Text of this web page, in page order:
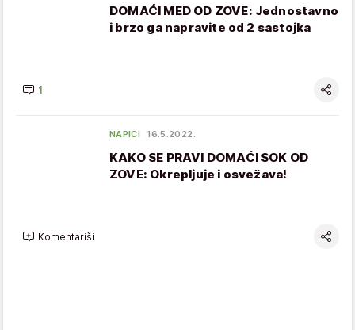
DOMAĆI MED OD ZOVE: Jednostavno
i brzo ga napravite od 2 sastojka
1
NAPICI 16.5.2022.
KAKO SE PRAVI DOMAĆI SOK OD
ZOVE: Okrepljuje i osvežava!
Komentariši